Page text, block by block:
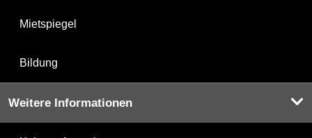
Mietspiegel
Bildung
Weitere Informationen